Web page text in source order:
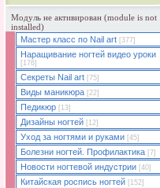
Модуль не активирован (module is not
installed)
Мастер класс по Nail art
[377]
Наращивание ногтей видео уроки
[176]
Секреты Nail art [75]
Виды маникюра [22]
Педикюр [13]
Дизайны ногтей [12]
Уход за ногтями и руками [45]
Болезни ногтей. Профилактика [7]
Новости ногтевой индустрии [40]
Китайская роспись ногтей [152]